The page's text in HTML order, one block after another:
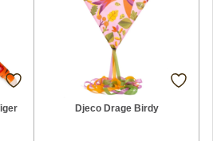
Djeco Drage Birdy